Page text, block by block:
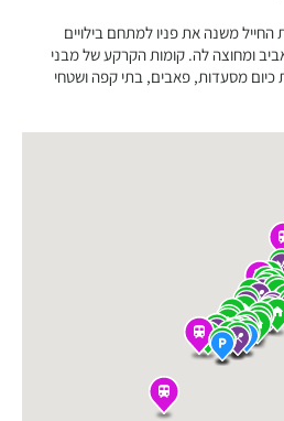
משנה את פניו למתחם בילויים
ומחוצה לה. קומות הקרקע של מבני
מסעדות, פאבים, בתי קפה ושטחי